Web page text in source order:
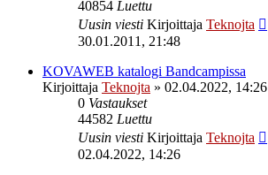
40854 Luettu
Uusin viesti Kirjoittaja Teknojta
30.01.2011, 21:48
KOVAWEB katalogi Bandcampissa
Kirjoittaja Teknojta » 02.04.2022, 14:26
0 Vastaukset
44582 Luettu
Uusin viesti Kirjoittaja Teknojta
02.04.2022, 14:26